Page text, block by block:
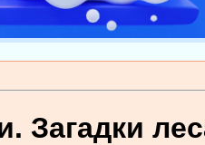
Загадки